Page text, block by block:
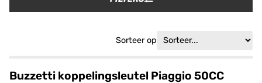
Sorteer op
Buzzetti koppelingsleutel Piaggio 50CC